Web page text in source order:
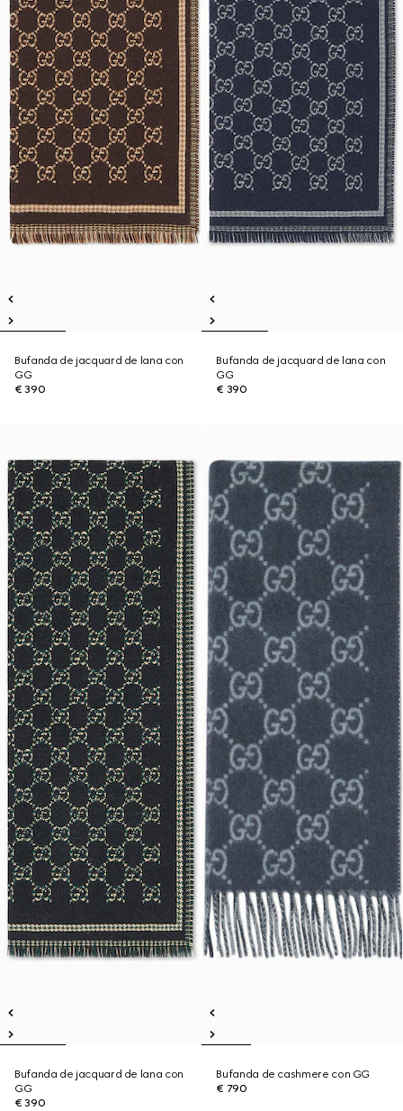
Bufanda de jacquard de lana con
GG
€ 390
Bufanda de jacquard de lana con
GG
€ 390
Bufanda de jacquard de lana con
GG
€ 390
Bufanda de cashmere con GG
€ 790